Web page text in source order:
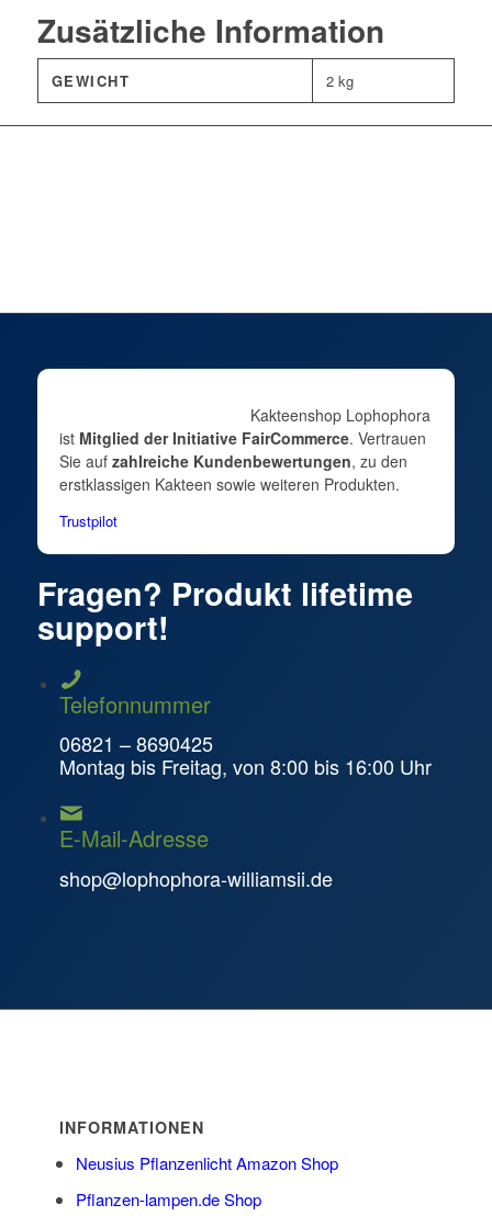
Zusätzliche Information
GEWICHT 2 kg
Kakteenshop Lophophora
ist Mitglied der Initiative FairCommerce. Vertrauen
Sie auf zahlreiche Kundenbewertungen, zu den
erstklassigen Kakteen sowie weiteren Produkten.
Trustpilot
Fragen? Produkt lifetime
support!
Telefonnummer
06821 – 8690425
Montag bis Freitag, von 8:00 bis 16:00 Uhr
E-Mail-Adresse
shop@lophophora-williamsii.de
INFORMATIONEN
Neusius Pflanzenlicht Amazon Shop
Pflanzen-lampen.de Shop